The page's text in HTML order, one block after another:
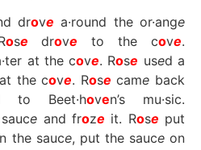
drove a·round the or·ange
ose drove to the cove.
at the cove. Rose used a
the cove. Rose came back
to Beet·hoven’s mu·sic.
e and froze it. Rose put
the sauce, put the sauceon